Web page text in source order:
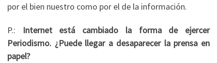
por el bien nuestro como por el de la información.
P.: Internet está cambiado la forma de ejercer
Periodismo. ¿Puede llegar a desaparecer la prensa en
papel?